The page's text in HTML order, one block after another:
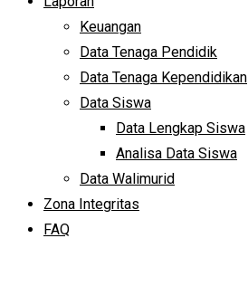
Keuangan
Data Tenaga Pendidik
Data Tenaga Kependidikan
Data Siswa
Data Lengkap Siswa
Analisa Data Siswa
Data Walimurid
Zona Integritas
FAQ